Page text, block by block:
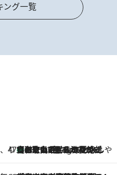
ング一覧
47都道府県の手みやげ ひんやりスイーツで夏を満喫
10 Hours Ago
【和歌山県】この夏絶対食べたい 冷やしておいしいおやつ3選 みかんがごろっと丸ごと入ったジュレ